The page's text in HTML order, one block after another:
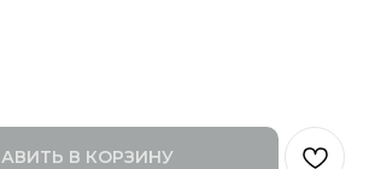
В КОРЗИНУ